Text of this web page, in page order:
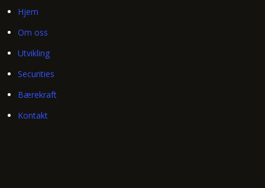
Hjem
Om oss
Utvikling
Securities
Bærekraft
Kontakt